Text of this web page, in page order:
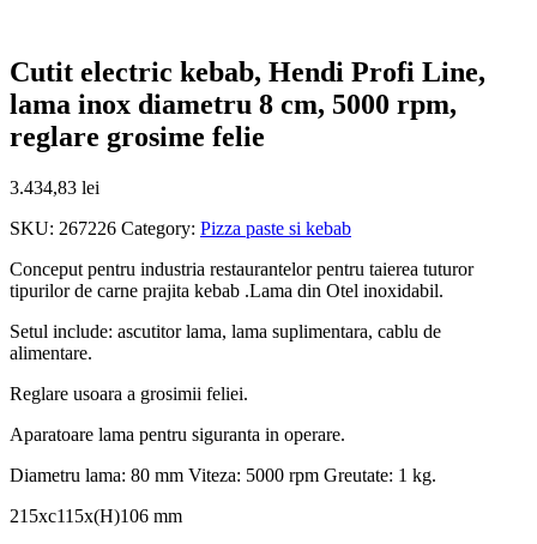
Cutit electric kebab, Hendi Profi Line,
lama inox diametru 8 cm, 5000 rpm,
reglare grosime felie
3.434,83 lei
SKU: 267226 Category: Pizza paste si kebab
Conceput pentru industria restaurantelor pentru taierea tuturor
tipurilor de carne prajita kebab .Lama din Otel inoxidabil.
Setul include: ascutitor lama, lama suplimentara, cablu de
alimentare.
Reglare usoara a grosimii feliei.
Aparatoare lama pentru siguranta in operare.
Diametru lama: 80 mm Viteza: 5000 rpm Greutate: 1 kg.
215xc115x(H)106 mm